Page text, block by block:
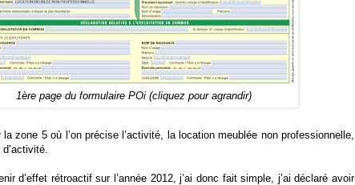
1ère page du formulaire POi (cliquez pour agrandir)
zone 5 où l’on précise l’activité, la location meublée non professionnelle,
d’effet rétroactif sur l’année 2012, j’ai donc fait simple, j’ai déclaré avoir